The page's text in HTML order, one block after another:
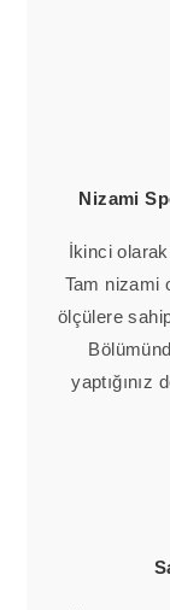
Nizami
İkinci
Tam nizami
ölçülere
yaptığınız